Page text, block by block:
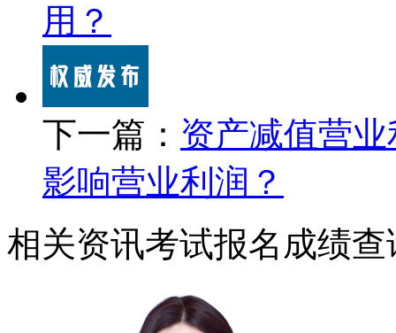
用？
下一篇： 资产减值营
影响营业利润？
相关资讯考试报名 成绩查